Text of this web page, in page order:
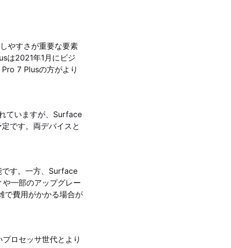
やすさが重要な要素
は2021年1月にビジ
7 Plusの方がより
ていますが、Surface
です。両デバイスと
す。一方、Surface
一部のアップグレー
で費用がかかる場合が
ロセッサ世代とより